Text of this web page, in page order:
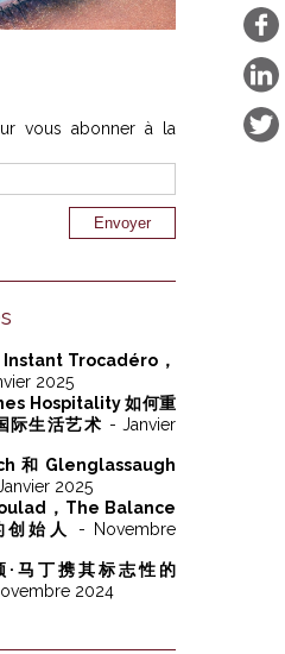
vous abonner à la
Trocadéro，
2025
Hospitality 如何重
际生活艺术 - Janvier
和 Glenglassaugh
2025
，The Balance
创始人
- Novembre
·马丁携其标志性的
2024